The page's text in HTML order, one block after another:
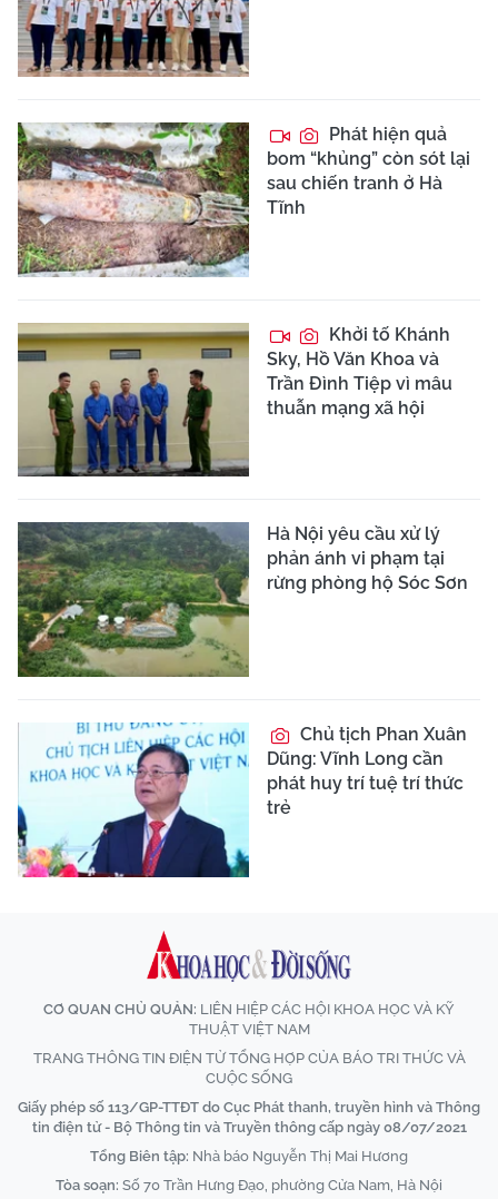
Phát hiện quả
bom “khủng” còn sót lại
sau chiến tranh ở Hà
Tĩnh
Khởi tố Khánh
Sky, Hồ Văn Khoa và
Trần Đình Tiệp vì mâu
thuẫn mạng xã hội
Hà Nội yêu cầu xử lý
phản ánh vi phạm tại
rừng phòng hộ Sóc Sơn
Chủ tịch Phan Xuân
Dũng: Vĩnh Long cần
phát huy trí tuệ trí thức
trẻ
CƠ QUAN CHỦ QUẢN: LIÊN HIỆP CÁC HỘI KHOA HỌC VÀ KỸ
THUẬT VIỆT NAM
TRANG THÔNG TIN ĐIỆN TỬ TỔNG HỢP CỦA BÁO TRI THỨC VÀ
CUỘC SỐNG
Giấy phép số 113/GP-TTĐT do Cục Phát thanh, truyền hình và Thông
tin điện tử - Bộ Thông tin và Truyền thông cấp ngày 08/07/2021
Tổng Biên tập: Nhà báo Nguyễn Thị Mai Hương
Tòa soạn: Số 70 Trần Hưng Đạo, phường Cửa Nam, Hà Nội